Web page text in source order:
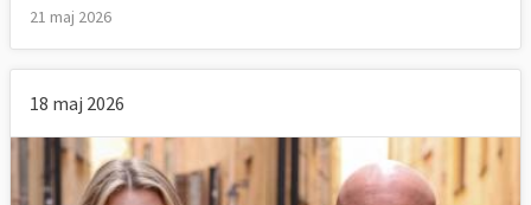
21 maj 2026
18 maj 2026